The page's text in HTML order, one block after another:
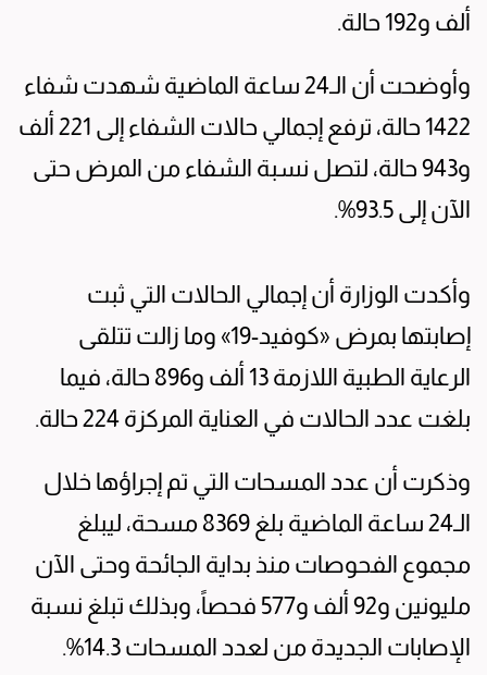
ألف و192 حالة.
وأوضحت أن الـ24 ساعة الماضية شهدت شفاء
1422 حالة، ترفع إجمالي حالات الشفاء إلى 221 ألف
و943 حالة، لتصل نسبة الشفاء من المرض حتى
الآن إلى 93.5%.
وأكدت الوزارة أن إجمالي الحالات التي ثبت
إصابتها بمرض «كوفيد-19» وما زالت تتلقى
الرعاية الطبية اللازمة 13 ألف و896 حالة، فيما
بلغت عدد الحالات في العناية المركزة 224 حالة.
وذكرت أن عدد المسحات التي تم إجراؤها خلال
الـ24 ساعة الماضية بلغ 8369 مسحة، ليبلغ
مجموع الفحوصات منذ بداية الجائحة وحتى الآن
مليونين و92 ألف و577 فحصاً، وبذلك تبلغ نسبة
الإصابات الجديدة من لعدد المسحات 14.3%.